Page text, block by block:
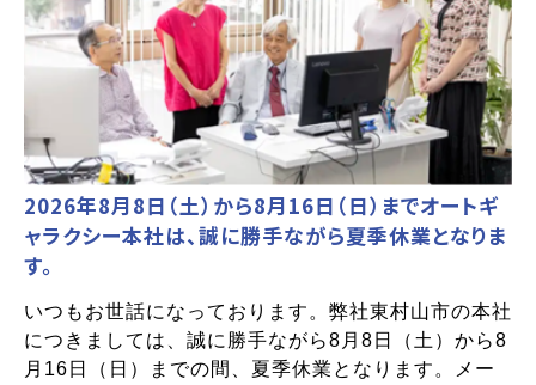
2026年8月8日（土）から8月16日（日）までオートギ
ャラクシー本社は、誠に勝手ながら夏季休業となりま
す。
いつもお世話になっております。弊社東村山市の本社
につきましては、誠に勝手ながら8月8日（土）から8
月16日（日）までの間、夏季休業となります。メー